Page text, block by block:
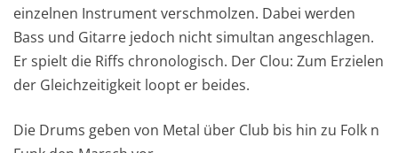
einzelnen Instrument verschmolzen. Dabei werden
Bass und Gitarre jedoch nicht simultan angeschlagen.
Er spielt die Riffs chronologisch. Der Clou: Zum Erzielen
der Gleichzeitigkeit loopt er beides.
Die Drums geben von Metal über Club bis hin zu Folk n